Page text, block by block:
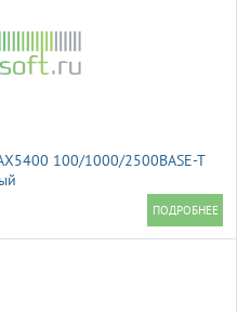
100/1000/2500BASE-T